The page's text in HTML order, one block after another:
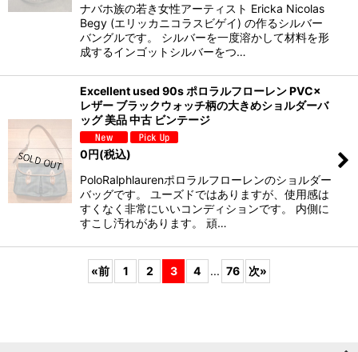
ナバホ族の若き女性アーティスト Ericka Nicolas
Begy (エリッカニコラスビゲイ) の作るシルバー
バングルです。 シルバーを一度溶かして材料を形
成するインゴットシルバーをつ…
Excellent used 90s ポロラルフローレン PVC×
レザー ブラックウォッチ柄の大きめショルダーバ
ッグ 美品 中古 ビンテージ
0円(税込)
PoloRalphlaurenポロラルフローレンのショルダー
バッグです。 ユーズドではありますが、使用感は
すくなく非常にいいコンディションです。 内側に
すこし汚れがあります。 頑…
«前 1 2 3 4 ... 76 次»